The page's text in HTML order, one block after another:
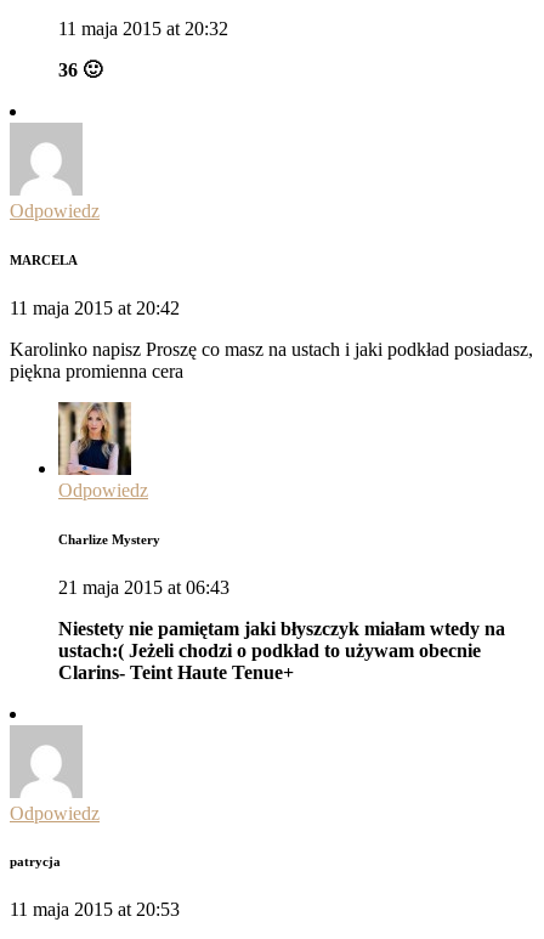
11 maja 2015 at 20:32
36 🙂
Odpowiedz
MARCELA
11 maja 2015 at 20:42
Karolinko napisz Proszę co masz na ustach i jaki podkład posiadasz,
piękna promienna cera
Odpowiedz
Charlize Mystery
21 maja 2015 at 06:43
Niestety nie pamiętam jaki błyszczyk miałam wtedy na
ustach:( Jeżeli chodzi o podkład to używam obecnie
Clarins- Teint Haute Tenue+
Odpowiedz
patrycja
11 maja 2015 at 20:53